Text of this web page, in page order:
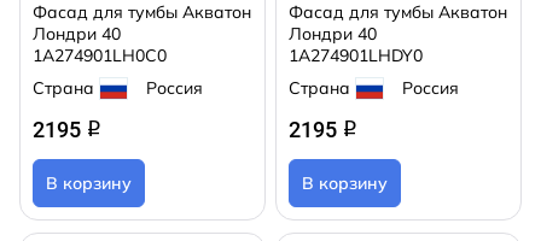
Фасад для тумбы Акватон
Лондри 40
1A274901LH0C0
Страна
Россия
2195 q
В корзину
Фасад для тумбы Акватон
Лондри 40
1A274901LHDY0
Страна
Россия
2195 q
В корзину